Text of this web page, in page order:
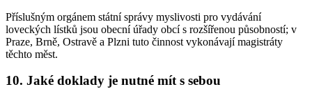
Příslušným orgánem státní správy myslivosti pro vydávání
loveckých lístků jsou obecní úřady obcí s rozšířenou působností; v
Praze, Brně, Ostravě a Plzni tuto činnost vykonávají magistráty
těchto měst.
10. Jaké doklady je nutné mít s sebou